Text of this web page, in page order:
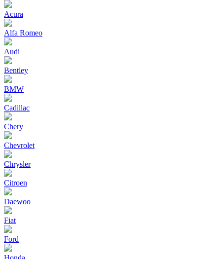
Acura
Alfa Romeo
Audi
Bentley
BMW
Cadillac
Chery
Chevrolet
Chrysler
Citroen
Daewoo
Fiat
Ford